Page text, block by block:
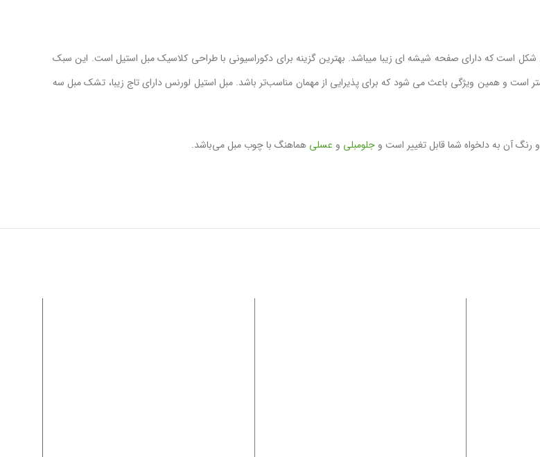
شکل است که دارای صفحه شیشه ای زیبا میباشد. بهترین گزینه برای دکوراسیونی با طراحی کلاسیک مبل استیل است. این سبک
مبلمان راحتی بیشتر است و همین ویژگی باعث می شود که برای پذیرایی از مهمان مناسب‌تر باشد. مبل استیل لورنس دارای تاج زیبا، تشک مبل سه
آن به دلخواه شما قابل تغییر است و جلومبلی و عسلی هماهنگ با چوب مبل می‌باشد.